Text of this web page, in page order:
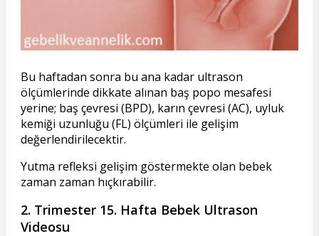
Bu haftadan sonra bu ana kadar ultrason
ölçümlerinde dikkate alınan baş popo mesafesi
yerine; baş çevresi (BPD), karın çevresi (AC), uyluk
kemiği uzunluğu (FL) ölçümleri ile gelişim
değerlendirilecektir.
Yutma refleksi gelişim göstermekte olan bebek
zaman zaman hıçkırabilir.
2. Trimester 15. Hafta Bebek Ultrason
Videosu